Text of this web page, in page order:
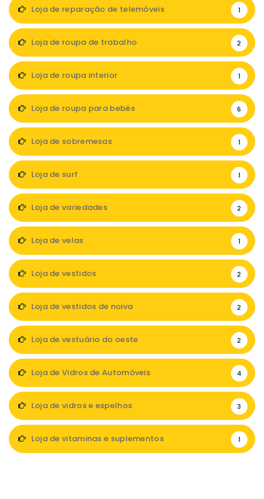
Loja de reparação de telemóveis 1
Loja de roupa de trabalho 2
Loja de roupa interior 1
Loja de roupa para bebés 6
Loja de sobremesas 1
Loja de surf 1
Loja de variedades 2
Loja de velas 1
Loja de vestidos 2
Loja de vestidos de noiva 2
Loja de vestuário do oeste 2
Loja de Vidros de Automóveis 4
Loja de vidros e espelhos 3
Loja de vitaminas e suplementos 1